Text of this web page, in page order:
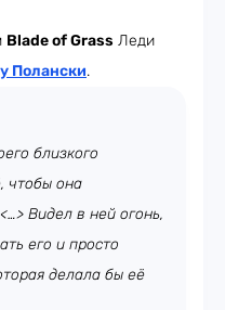
Blade of Grass Леди
Полански.
близкого
чтобы она
Видел в ней огонь,
его и просто
делала бы её